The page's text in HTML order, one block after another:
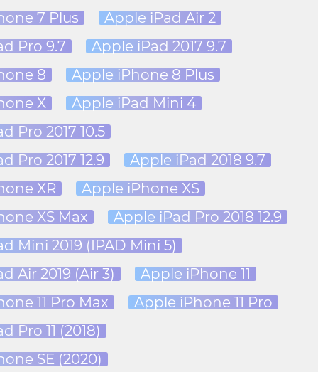
7 Plus
Apple iPad Air 2
Pro 9.7
Apple iPad 2017 9.7
8
Apple iPhone 8 Plus
X
Apple iPad Mini 4
Pro 2017 10.5
Pro 2017 12.9
Apple iPad 2018 9.7
XR
Apple iPhone XS
XS Max
Apple iPad Pro 2018 12.9
Mini 2019 (IPAD Mini 5)
Air 2019 (Air 3)
Apple iPhone 11
11 Pro Max
Apple iPhone 11 Pro
Pro 11 (2018)
SE (2020)